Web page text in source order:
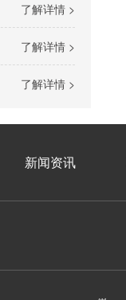
了解详情 >
了解详情 >
了解详情 >
新闻资讯